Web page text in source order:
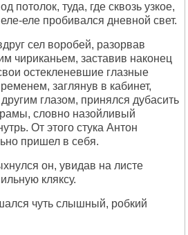
потолок, туда, где сквозь узкое,
еле пробивался дневной свет.
сел воробей, разорвав
чириканьем, заставив наконец
остекленевшие глазные
заглянув в кабинет,
глазом, принялся дубасить
словно назойливый
От этого стука Антон
пришел в себя.
он, увидав на листе
кляксу.
чуть слышный, робкий